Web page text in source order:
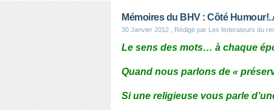
Mémoires du BHV : Côté
30 Janvier 2012 , Rédigé par Les federateurs du
Le sens des mots… à chaque
Quand nous parlons de «
Si une religieuse vous parle